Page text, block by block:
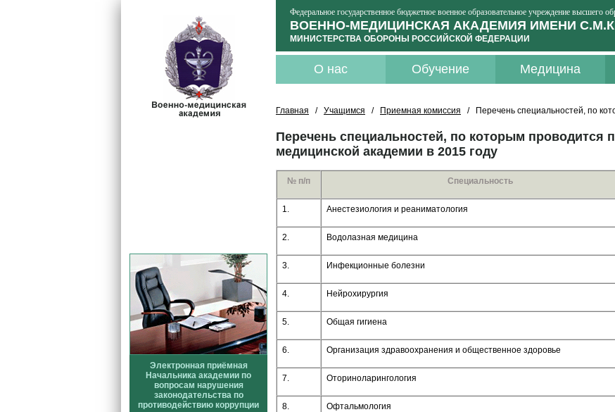
Федеральное государственное бюджетное военное образовательное учреждение высшего
ВОЕННО-МЕДИЦИНСКАЯ АКАДЕМИЯ ИМЕНИ
МИНИСТЕРСТВА ОБОРОНЫ РОССИЙСКОЙ ФЕДЕРАЦИИ
О нас Обучение Медицина
Электронная приёмная
Начальника академии по
вопросам нарушения
законодательства по
противодействию коррупции
Главная / Учащимся / Приемная комиссия / Перечень специальностей, по
Перечень специальностей, по которым проводится
медицинской академии в 2015 году
№ п/п Специальность
1. Анестезиология и реаниматология
2. Водолазная медицина
3. Инфекционные болезни
4. Нейрохирургия
5. Общая гигиена
6. Организация здравоохранения и общественное здоровье
7. Оториноларингология
8. Офтальмология